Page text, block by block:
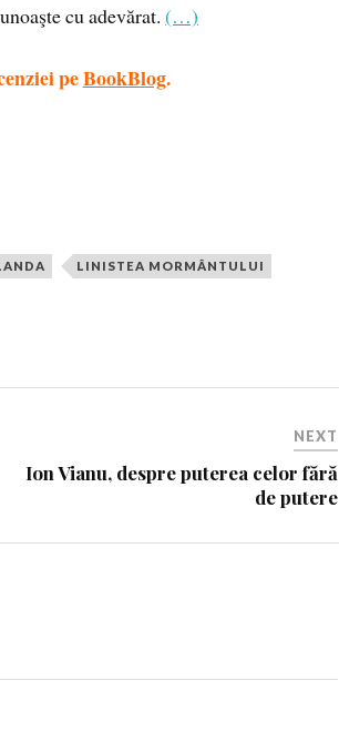
cu adevărat.(…)
peBookBlog.
LINISTEA MORMÂNTULUI
NEXT
Ion Vianu, despre puterea celor fără
de putere